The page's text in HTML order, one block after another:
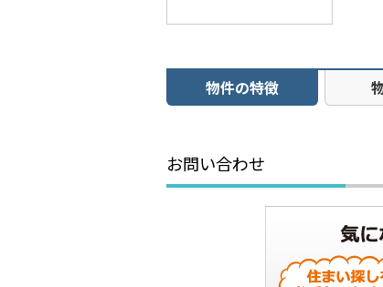
物件の特徴
お問い合わせ